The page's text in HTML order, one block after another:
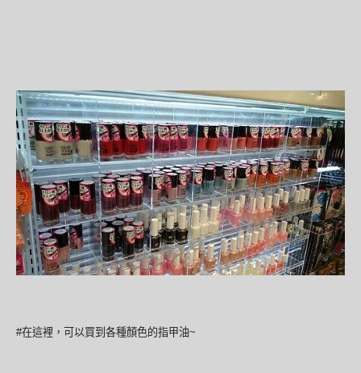
#在這裡，可以買到各種顏色的指甲油~